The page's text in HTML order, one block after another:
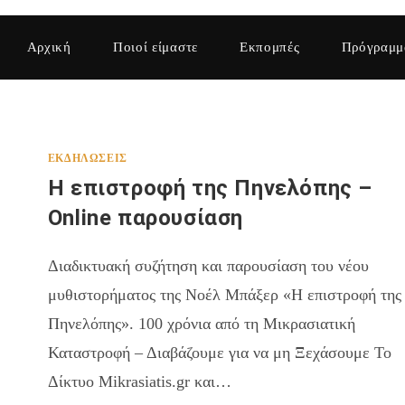
Αρχική Ποιοί είμαστε Εκπομπές
ΕΚΔΗΛΏΣΕΙΣ
Η επιστροφή της Πηνελόπης –
Online παρουσίαση
Διαδικτυακή συζήτηση και παρουσίαση του νέου
μυθιστορήματος της Νοέλ Μπάξερ «Η επιστροφή της
Πηνελόπης». 100 χρόνια από τη Μικρασιατική
Καταστροφή – Διαβάζουμε για να μη Ξεχάσουμε Το
Δίκτυο Mikrasiatis.gr και…